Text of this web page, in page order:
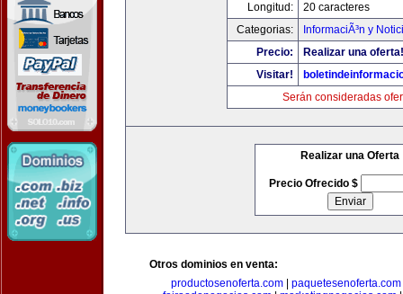
Longitud:
20 caracteres
Categorias:
InformaciÃ³n y
Precio:
Realizar una oferta!
Visitar!
Serán consideradas
Realizar una Oferta
Precio Ofrecido $
Otros dominios en venta:
productosenoferta.com| paquetesenoferta.com